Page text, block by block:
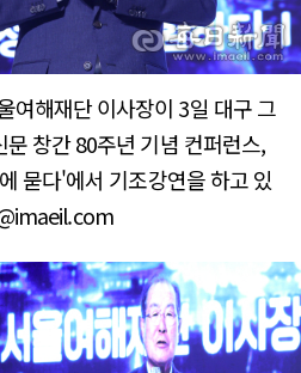
여해재단 이사장이 3일 대구 그
창간 80주년 기념 컨퍼런스,
묻다'에서 기조강연을 하고 있